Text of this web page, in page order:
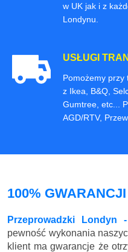
w UK jak i z
Londynu.
USŁUGI
Pomożemy przy
z Ikea, B&Q,
Gumtree, etc...
AGD/RTV,
100%
Przeprowadzki Londyn
pewność wykonania
klient ma gwarancje że